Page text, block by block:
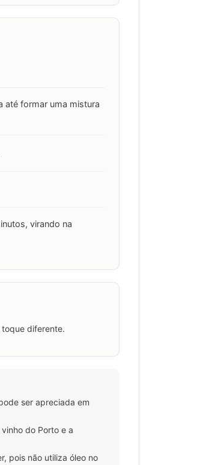
até formar uma mistura
virando na
diferente.
ser apreciada em
do Porto e a
pois não utiliza óleo no